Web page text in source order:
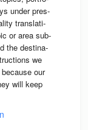
under pres­
trans­la­ti­
or area sub­
the desti­na­
we
our
will keep